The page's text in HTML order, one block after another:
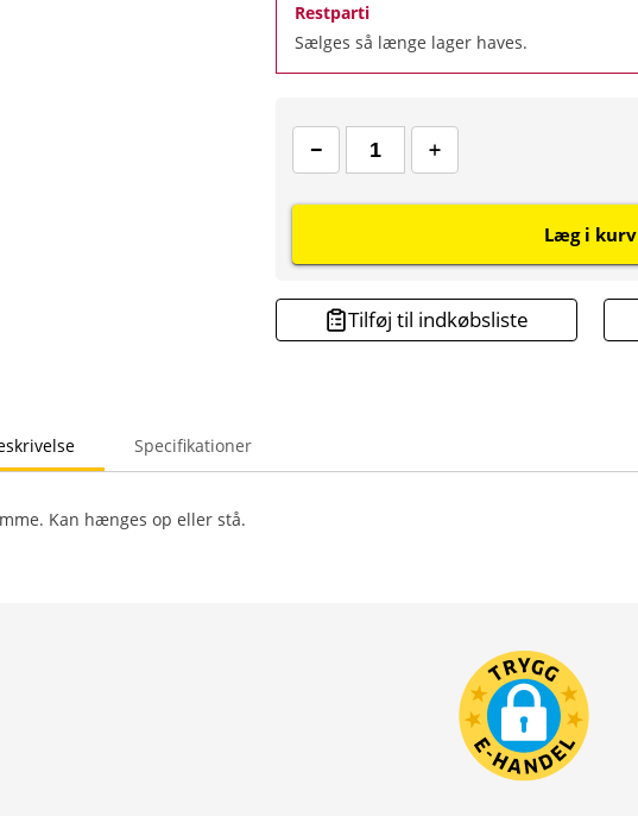
Restparti
Sælges så længe lager haves.
Læg i kurv
Tilføj til indkøbsliste
Specifikationer
Kan hænges op eller stå.